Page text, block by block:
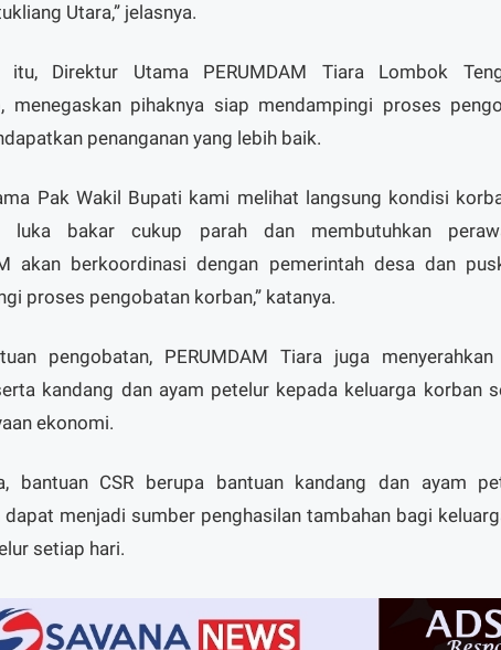
Utara,” jelasnya.
itu, Direktur Utama PERUMDAM Tiara Lombok
menegaskan pihaknya siap mendampingi proses
penanganan yang lebih baik.
Pak Wakil Bupati kami melihat langsung kondisi
luka bakar cukup parah dan membutuhkan
akan berkoordinasi dengan pemerintah desa dan
proses pengobatan korban,” katanya.
pengobatan, PERUMDAM Tiara juga
kandang dan ayam petelur kepada keluarga korban
ekonomi.
bantuan CSR berupa bantuan kandang dan ayam
dapat menjadi sumber penghasilan tambahan bagi
setiap hari.